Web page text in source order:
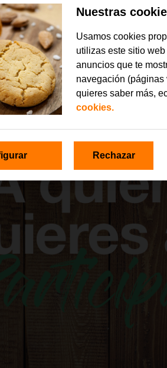
Nuestras
Usamos cookies
utilizas este sitio
anuncios que te
navegación (páginas
quieres saber más,
cookies.
Rechazar